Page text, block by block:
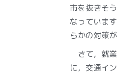
市を抜きそ
なっていま
らかの対策
さて，就
に，交通イ